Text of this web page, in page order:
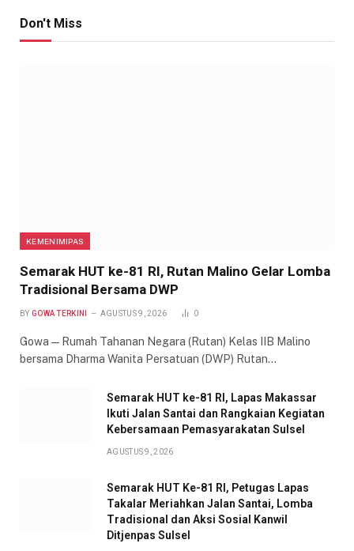
Don't Miss
KEMENIMIPAS
Semarak HUT ke-81 RI, Rutan Malino Gelar Lomba
Tradisional Bersama DWP
BY GOWA TERKINI AGUSTUS 9, 2026 0
Gowa — Rumah Tahanan Negara (Rutan) Kelas IIB Malino
bersama Dharma Wanita Persatuan (DWP) Rutan…
Semarak HUT ke-81 RI, Lapas Makassar
Ikuti Jalan Santai dan Rangkaian Kegiatan
Kebersamaan Pemasyarakatan Sulsel
AGUSTUS 9, 2026
Semarak HUT Ke-81 RI, Petugas Lapas
Takalar Meriahkan Jalan Santai, Lomba
Tradisional dan Aksi Sosial Kanwil
Ditjenpas Sulsel